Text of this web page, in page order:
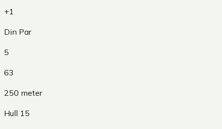
+1
Din Par
5
63
250 meter
Hull 15